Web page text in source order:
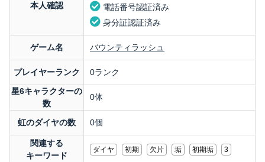
本人確認
電話番号認証済み
身分証認証済み
ゲーム名 バウンティラッシュ
プレイヤーランク
0ランク
星6キャラクターの
数
0体
虹のダイヤの数 0個
関連する
キーワード
ダイヤ 初期 欠片 垢 初期垢 3